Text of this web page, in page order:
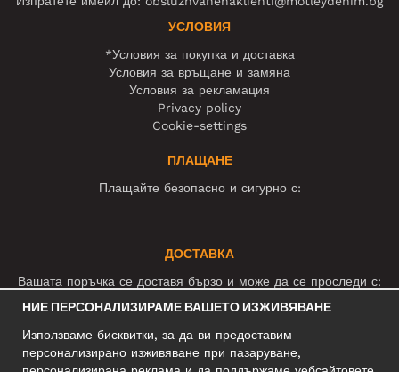
УСЛОВИЯ
*Условия за покупка и доставка
Условия за връщане и замяна
Условия за рекламация
Privacy policy
Cookie-settings
ПЛАЩАНЕ
Плащайте безопасно и сигурно с:
ДОСТАВКА
Вашата поръчка се доставя бързо и може да се проследи с:
СОЦИАЛНИ МРЕЖИ
НИЕ ПЕРСОНАЛИЗИРАМЕ ВАШЕТО ИЗЖИВЯВАНЕ
Използваме бисквитки, за да ви предоставим
персонализирано изживяване при пазаруване,